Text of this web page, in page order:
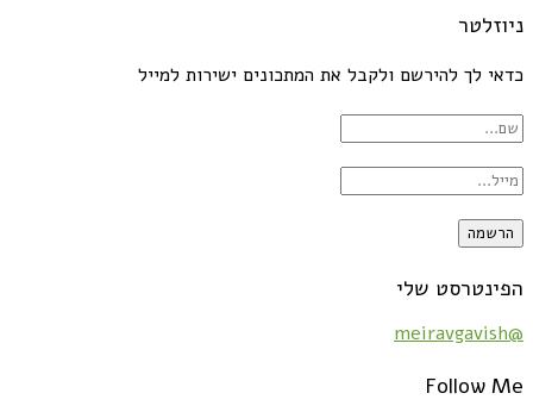
ניוזלטר
כדאי לך להירשם ולקבל את המתכונים ישירות למייל
הפינטרסט שלי
@meiravgavish
Follow Me